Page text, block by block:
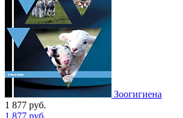
Зоогигиена
1 877 руб.
1 877 руб.